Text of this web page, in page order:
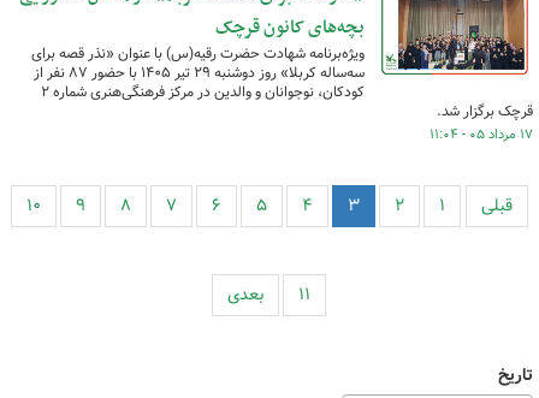
بچه‌های کانون قرچک
ویژه‌برنامه شهادت حضرت رقیه(س) با عنوان «نذر قصه برای
سه‌ساله کربلا» روز دوشنبه ۲۹ تیر ۱۴۰۵ با حضور ۸۷ نفر از
کودکان، نوجوانان و والدین در مرکز فرهنگی‌هنری شماره ۲
قرچک برگزار شد.
۱۷ مرداد ۰۵ - ۱۱:۰۴
قبلی ۱ ۲ ۳ ۴ ۵ ۶ ۷ ۸ ۹ ۱۰
۱۱ بعدی
تاریخ